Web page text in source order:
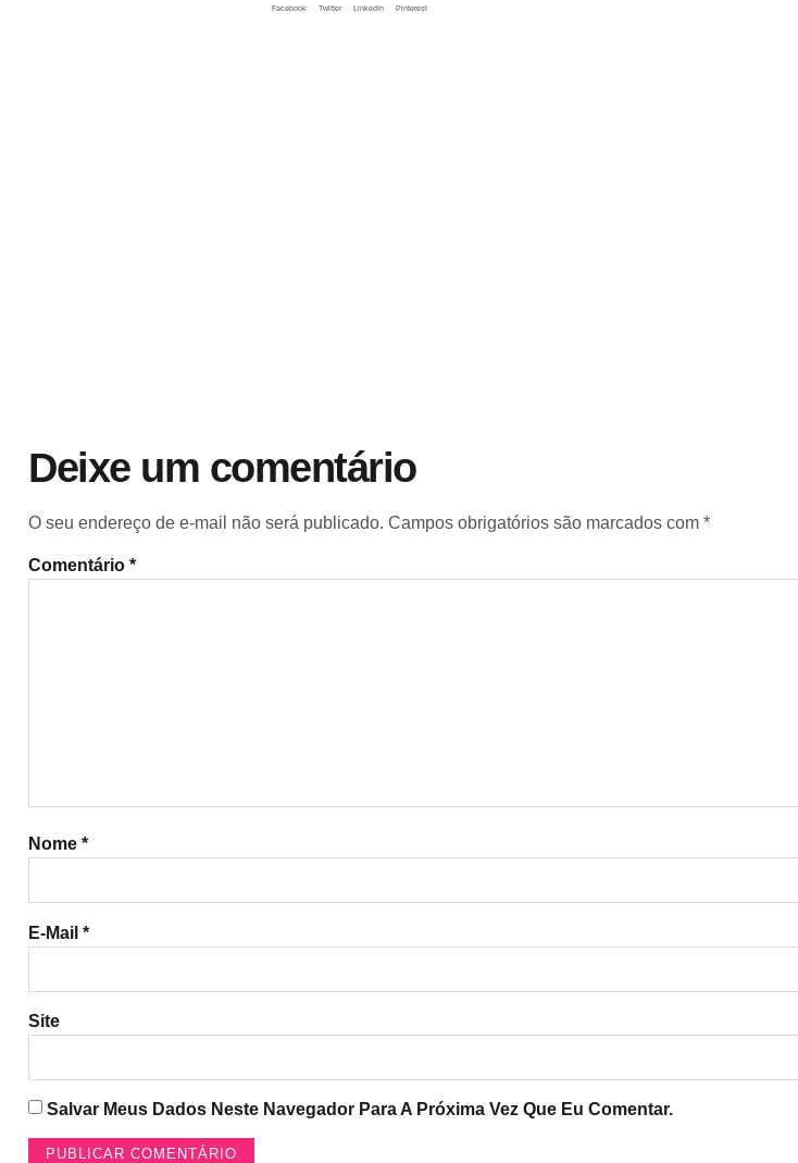
Facebook Twitter LinkedIn Pinterest
Deixe um comentário
O seu endereço de e-mail não será publicado. Campos obrigatórios são marcados com *
Comentário *
Nome *
E-Mail *
Site
Salvar Meus Dados Neste Navegador Para A Próxima Vez Que Eu Comentar.